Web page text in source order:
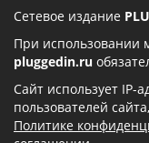
Сетевое издание
При использовании
pluggedin.ru
Сайт использует IP-
пользователей
Политике